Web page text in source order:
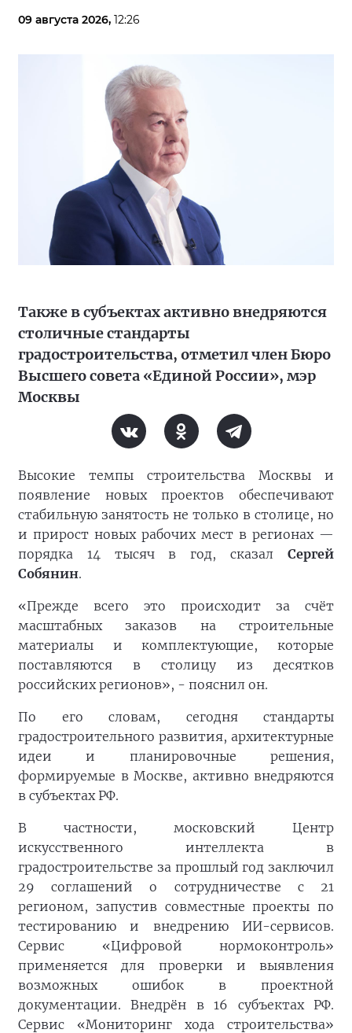
09 августа 2026, 12:26
Также в субъектах активно внедряются
столичные стандарты
градостроительства, отметил член Бюро
Высшего совета «Единой России», мэр
Москвы
Высокие темпы строительства Москвы и
появление новых проектов обеспечивают
стабильную занятость не только в столице, но
и прирост новых рабочих мест в регионах —
порядка 14 тысяч в год, сказал Сергей
Собянин.
«Прежде всего это происходит за счёт
масштабных заказов на строительные
материалы и комплектующие, которые
поставляются в столицу из десятков
российских регионов», - пояснил он.
По его словам, сегодня стандарты
градостроительного развития, архитектурные
идеи и планировочные решения,
формируемые в Москве, активно внедряются
в субъектах РФ.
В частности, московский Центр
искусственного интеллекта в
градостроительстве за прошлый год заключил
29 соглашений о сотрудничестве с 21
регионом, запустив совместные проекты по
тестированию и внедрению ИИ-сервисов.
Сервис «Цифровой нормоконтроль»
применяется для проверки и выявления
возможных ошибок в проектной
документации. Внедрён в 16 субъектах РФ.
Сервис «Мониторинг хода строительства»